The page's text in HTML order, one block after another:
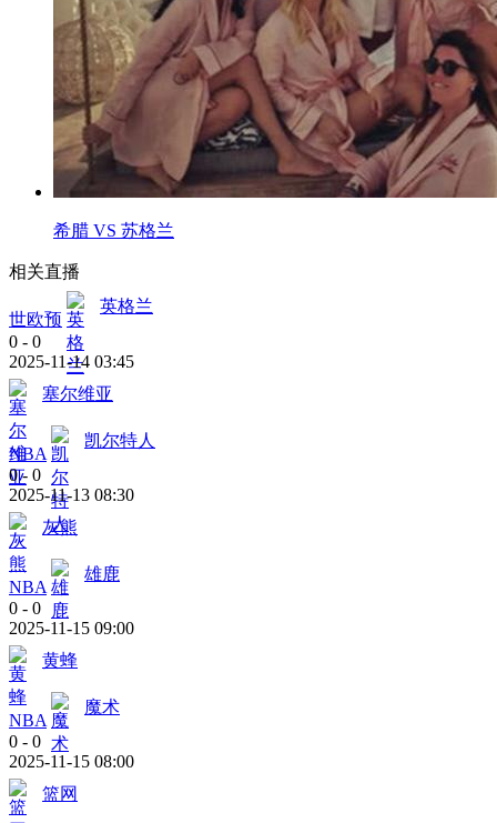
希腊 VS 苏格兰
相关直播
世欧预
英格兰
0 - 0
2025-11-14 03:45
塞尔维亚
NBA
凯尔特人
0 - 0
2025-11-13 08:30
灰熊
NBA
雄鹿
0 - 0
2025-11-15 09:00
黄蜂
NBA
魔术
0 - 0
2025-11-15 08:00
篮网